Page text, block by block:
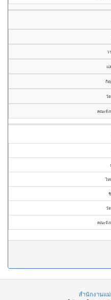
ว
แ
กิ
วั
คณะจัง
ไห
วั
คณะจัง
สำนักงานแ